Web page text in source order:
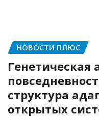
НОВОСТИ ПЛЮС
Генетическая
структура
открытых